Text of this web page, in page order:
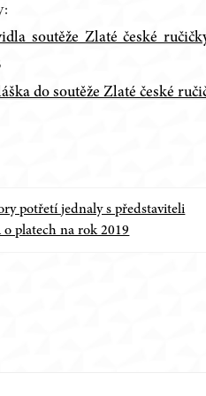
soutěže Zlaté české
do soutěže Zlaté české
potřetí jednaly s představiteli
o platech na rok 2019